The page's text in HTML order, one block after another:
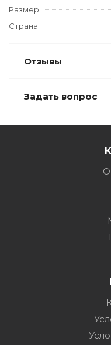
Размер
Страна
Отзывы
Задать вопрос